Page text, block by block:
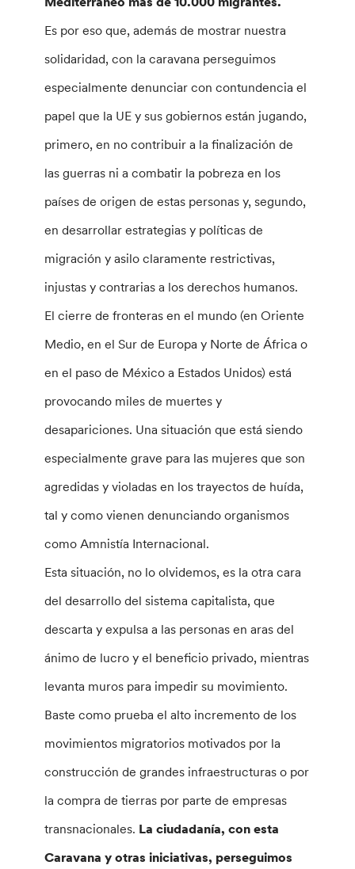
Es por eso que, además de mostrar nuestra
solidaridad, con la caravana perseguimos
especialmente denunciar con contundencia el
papel que la UE y sus gobiernos están jugando,
primero, en no contribuir a la finalización de
las guerras ni a combatir la pobreza en los
países de origen de estas personas y, segundo,
en desarrollar estrategias y políticas de
migración y asilo claramente restrictivas,
injustas y contrarias a los derechos humanos.
El cierre de fronteras en el mundo (en Oriente
Medio, en el Sur de Europa y Norte de África o
en el paso de México a Estados Unidos) está
provocando miles de muertes y
desapariciones. Una situación que está siendo
especialmente grave para las mujeres que son
agredidas y violadas en los trayectos de huída,
tal y como vienen denunciando organismos
como Amnistía Internacional.
Esta situación, no lo olvidemos, es la otra cara
del desarrollo del sistema capitalista, que
descarta y expulsa a las personas en aras del
ánimo de lucro y el beneficio privado, mientras
levanta muros para impedir su movimiento.
Baste como prueba el alto incremento de los
movimientos migratorios motivados por la
construcción de grandes infraestructuras o por
la compra de tierras por parte de empresas
transnacionales. La ciudadanía, con esta
Caravana y otras iniciativas, perseguimos